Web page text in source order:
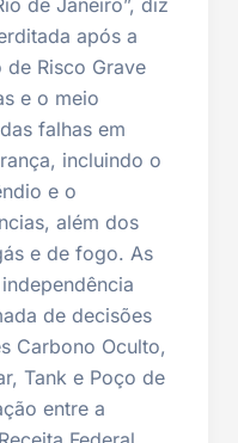
após a
Risco Grave
e o meio
falhas em
incluindo o
e o
além dos
e de fogo. As
de decisões
Carbono Oculto,
Tank e Poço de
entre a